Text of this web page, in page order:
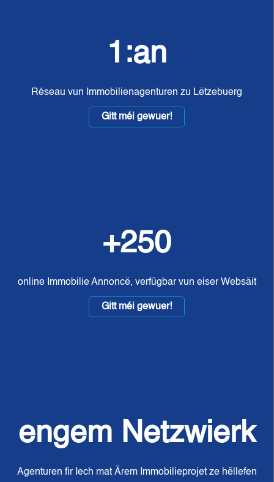
1:an
Réseau vun Immobilienagenturen zu Lëtzebuerg
Gitt méi gewuer!
+250
online Immobilie Annoncë, verfügbar vun eiser Websäit
Gitt méi gewuer!
engem Netzwierk
Agenturen fir Iech mat Ärem Immobilieprojet ze hëllefen